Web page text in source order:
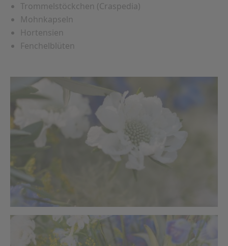
Trommelstöckchen (Craspedia)
Mohnkapseln
Hortensien
Fenchelblüten